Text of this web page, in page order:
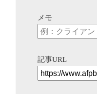
メモ
記事URL